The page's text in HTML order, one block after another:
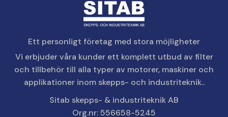
Ett personligt företag med stora möjligheter
Vi erbjuder våra kunder ett komplett utbud av filter
och tillbehör till alla typer av motorer, maskiner och
applikationer inom skepps- och industriteknik..
Sitab skepps- & industriteknik AB
Org.nr: 556658-5245